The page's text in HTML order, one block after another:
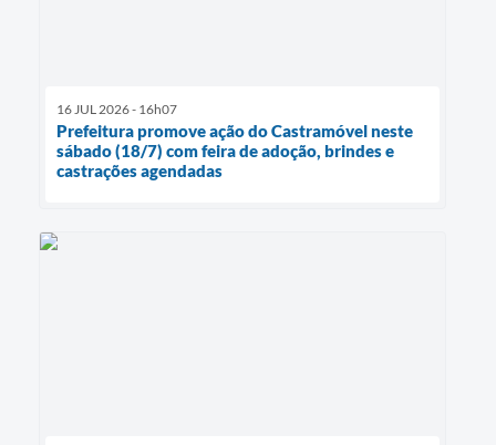
16 JUL 2026 - 16h07
Prefeitura promove ação do Castramóvel neste
sábado (18/7) com feira de adoção, brindes e
castrações agendadas